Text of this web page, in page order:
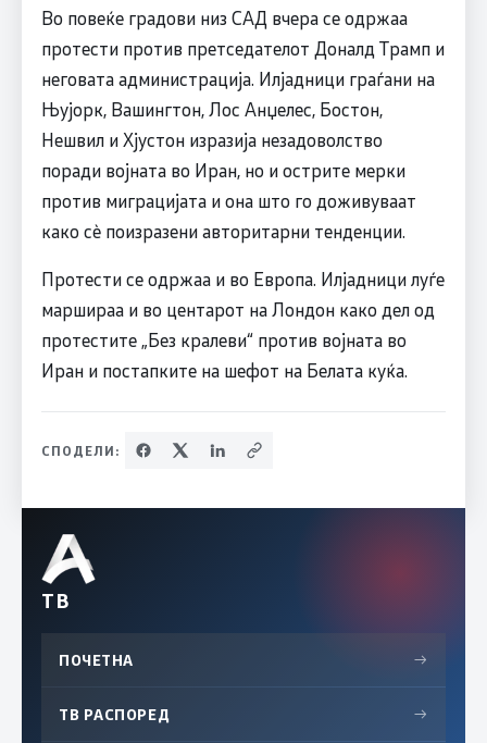
Во повеќе градови низ САД вчера се одржаа
протести против претседателот Доналд Трамп и
неговата администрација. Илјадници граѓани на
Њујорк, Вашингтон, Лос Анџелес, Бостон,
Нешвил и Хјустон изразија незадоволство
поради војната во Иран, но и острите мерки
против миграцијата и она што го доживуваат
како сè поизразени авторитарни тенденции.
Протести се одржаа и во Европа. Илјадници луѓе
маршираа и во центарот на Лондон како дел од
протестите „Без кралеви“ против војната во
Иран и постапките на шефот на Белата куќа.
СПОДЕЛИ:
ТВ
ПОЧЕТНА →
ТВ РАСПОРЕД →